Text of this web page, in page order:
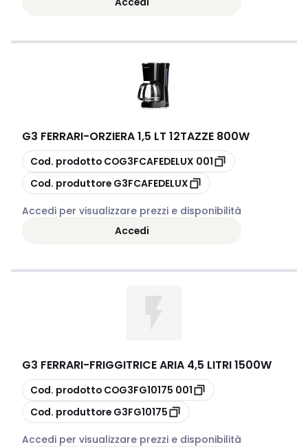
G3 FERRARI-ORZIERA 1,5 LT 12TAZZE 800W
copia
Cod. prodotto COG3FCAFEDELUX 001
copia
Cod. produttore G3FCAFEDELUX
Accedi per visualizzare prezzi e disponibilità
Accedi
G3 FERRARI-FRIGGITRICE ARIA 4,5 LITRI 1500W
copia
Cod. prodotto
COG3FG10175 001
copia
Cod. produttore G3FG10175
Accedi per visualizzare prezzi e disponibilità